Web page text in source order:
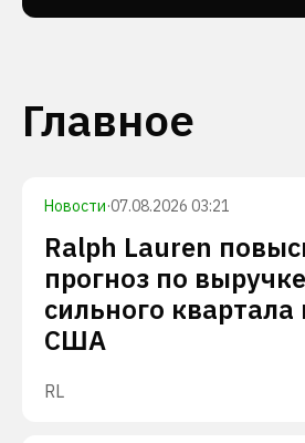
Главное
Новости·07.08.2026 03:21
Ralph Lauren
прогноз по
сильного квартала
США
RL